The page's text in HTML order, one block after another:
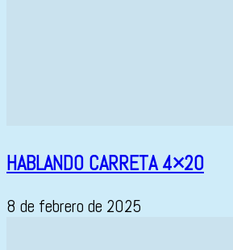
HABLANDO CARRETA 4×20
8 de febrero de 2025